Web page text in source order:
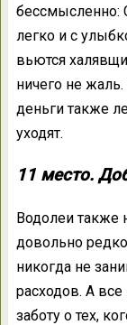
бессмысленно:
легко и с
вьются
ничего не
деньги также
уходят.
11 место.
Водолеи также
довольно
никогда не
расходов. А
заботу о тех,